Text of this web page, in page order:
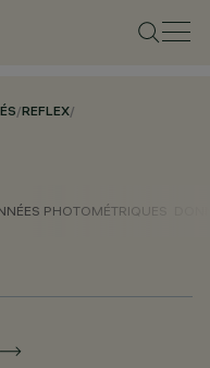
/REFLEX/
PHOTOMÉTRIQUES